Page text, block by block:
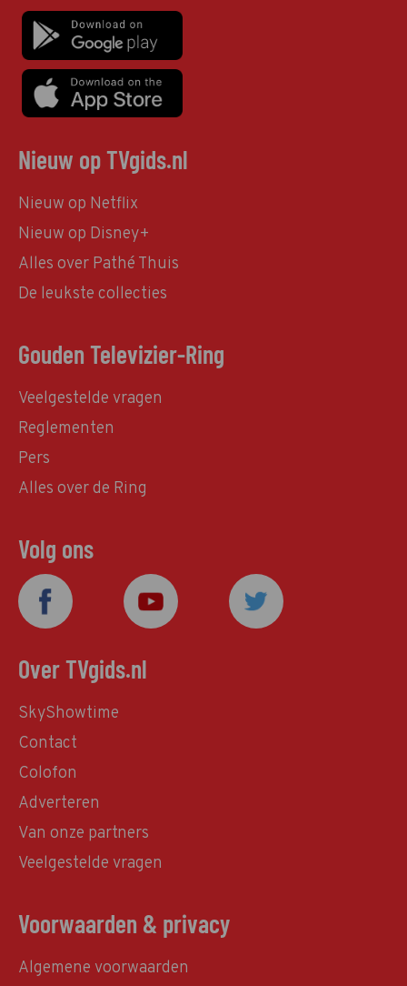
Nieuw op TVgids.nl
Nieuw op Netflix
Nieuw op Disney+
Alles over Pathé Thuis
De leukste collecties
Gouden Televizier-Ring
Veelgestelde vragen
Reglementen
Pers
Alles over de Ring
Volg ons
Over TVgids.nl
SkyShowtime
Contact
Colofon
Adverteren
Van onze partners
Veelgestelde vragen
Voorwaarden & privacy
Algemene voorwaarden